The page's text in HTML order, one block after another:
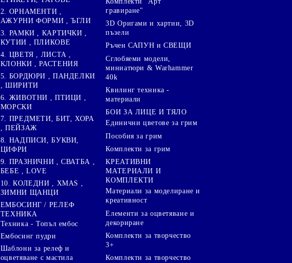
2. ОРНАМЕНТИ ,
АЖУРНИ ФОРМИ , ЪГЛИ
3. РАМКИ , КАРТИЧКИ ,
КУТИИ , ПЛИКОВЕ
4. ЦВЕТЯ , ЛИСТА ,
КЛОНКИ , РАСТЕНИЯ
5. БОРДЮРИ , ПАНДЕЛКИ
, ШИРИТИ
6. ЖИВОТНИ , ПТИЦИ ,
МОРСКИ
7. ПРЕДМЕТИ, БИТ, ХОРА
, ПЕЙЗАЖ
8. НАДПИСИ, БУКВИ,
ЦИФРИ
9. ПРАЗНИЧНИ , СВАТБА ,
БЕБЕ , LOVE
10. КОЛЕДНИ , XMAS ,
ЗИМНИ ЩАНЦИ
ЕМБОСИНГ / РЕЛЕФ
ТЕХНИКА
Техника - Топъл ембос
Ембосинг пудри
Шаблони за релеф и
оцветяване с мастила
гравиране"
3D Оригами и хартии, 3D
пъзели
Ръчен САПУН и СВЕЩИ
Сглобяеми модели,
миниатюри & Warhammer
40k
Квилинг техника -
материали
БОИ ЗА ЛИЦЕ И ТЯЛО
Единични цветове за грим
Пособия за грим
Комплекти за грим
КРЕАТИВНИ
МАТЕРИАЛИ И
КОМПЛЕКТИ
Mатериали за моделиране и
креативност
Елементи за оцветяване и
декориране
Комплекти за творчество
3+
Комплекти за творчество